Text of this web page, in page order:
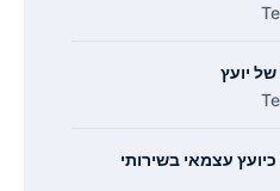
יועץ
עצמאי בשירותי